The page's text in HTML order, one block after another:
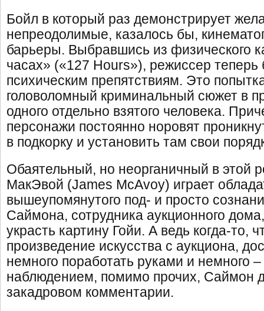
Бойл в который раз демонстрирует
непреодолимые, казалось бы,
барьеры. Выбравшись из физического
часах» («127 Hours»), режиссер теперь
психическим препятствиям. Это
головоломный криминальный сюжет в
одного отдельно взятого человека.
персонажи постоянно норовят
в подкорку и установить там свои
Обаятельный, но неорганичный в этой
МакЭвой (James McAvoy) играет
вышеупомянутого под- и просто
Саймона, сотрудника аукционного
украсть картину Гойи. А ведь когда-то,
произведение искусства с аукциона,
немного поработать руками и немного
наблюдением, помимо прочих, Саймон
закадровом комментарии.